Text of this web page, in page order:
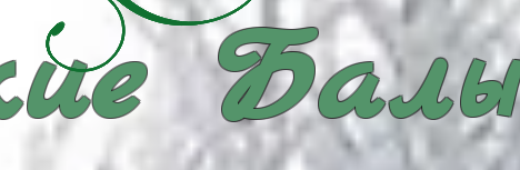
Балы